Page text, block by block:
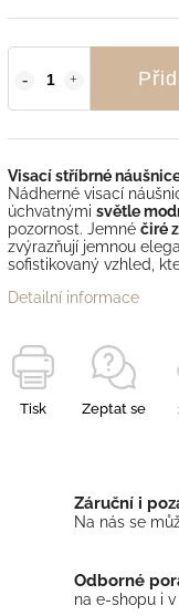
Visací stříbrné
Nádherné visací
úchvatnými světle
pozornost. Jemné čiré
zvýrazňují jemnou
sofistikovaný vzhled,
Detailní informace
Tisk Zeptat se
Záruční i
Na nás se
Odborné
na e-shopu i